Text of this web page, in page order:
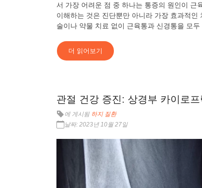
서 가장 어려운 점 중 하나는 통증의 원인이 근
이해하는 것은 진단뿐만 아니라 가장 효과적
술이나 약물 치료 없이 근육통과 신경통을 모
더 읽어보기
관절 건강 증진: 상경부 카이로
에 게시됨 하지 질환
날짜: 2023년 10월 27일